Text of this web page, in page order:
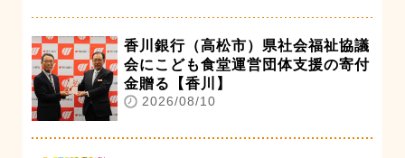
香川銀行（高松市）県社会福祉協議
会にこども食堂運営団体支援の寄付
金贈る【香川】
2026/08/10